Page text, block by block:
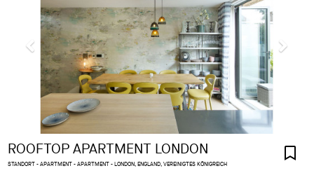
ROOFTOP APARTMENT LONDON
STANDORT - APARTMENT - APARTMENT - LONDON, ENGLAND, VEREINIGTES KÖNIGREICH